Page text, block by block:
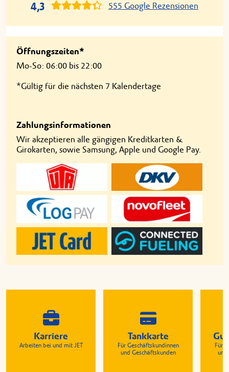
4,3 555 Google Rezensionen
Öffnungszeiten*
Mo-So: 06:00 bis 22:00
*Gültig für die nächsten 7 Kalendertage
Zahlungsinformationen
Wir akzeptieren alle gängigen Kreditkarten &
Girokarten, sowie Samsung, Apple und Google Pay.
Karriere
Arbeiten bei und mit JET
Tankkarte
Für Geschäftskundinnen
und Geschäftskunden
Für
und